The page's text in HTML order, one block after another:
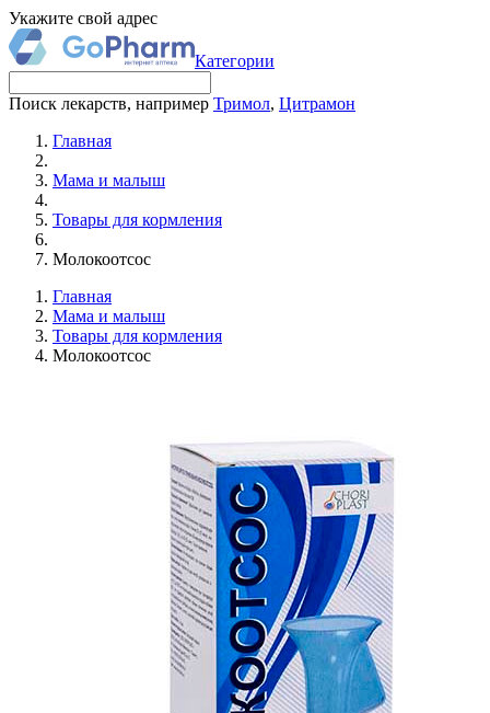
Укажите свой адрес
Категории
Поиск лекарств, например Тримол, Цитрамон
Главная
Мама и малыш
Товары для кормления
Молокоотсос
Главная
Мама и малыш
Товары для кормления
Молокоотсос